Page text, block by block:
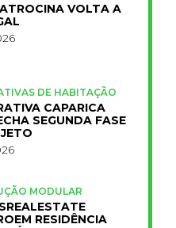
VOLTA A
DE HABITAÇÃO
CAPARICA
SEGUNDA FASE
MODULAR
RESIDÊNCIA